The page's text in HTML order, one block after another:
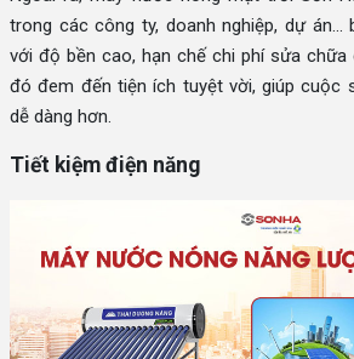
trong các công ty, doanh nghiệp, dự
với độ bền cao, hạn chế chi phí sửa
đó đem đến tiện ích tuyệt vời, giúp cuộc
dễ dàng hơn.
Tiết kiệm điện năng